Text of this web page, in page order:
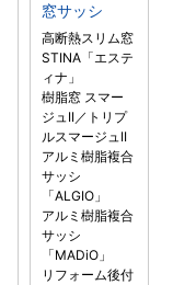
窓サッシ
高断熱スリム窓
STINA「エステ
ィナ」
樹脂窓 スマー
ジュII／トリプ
ルスマージュII
アルミ樹脂複合
サッシ
「ALGIO」
アルミ樹脂複合
サッシ
「MADiO」
リフォーム後付